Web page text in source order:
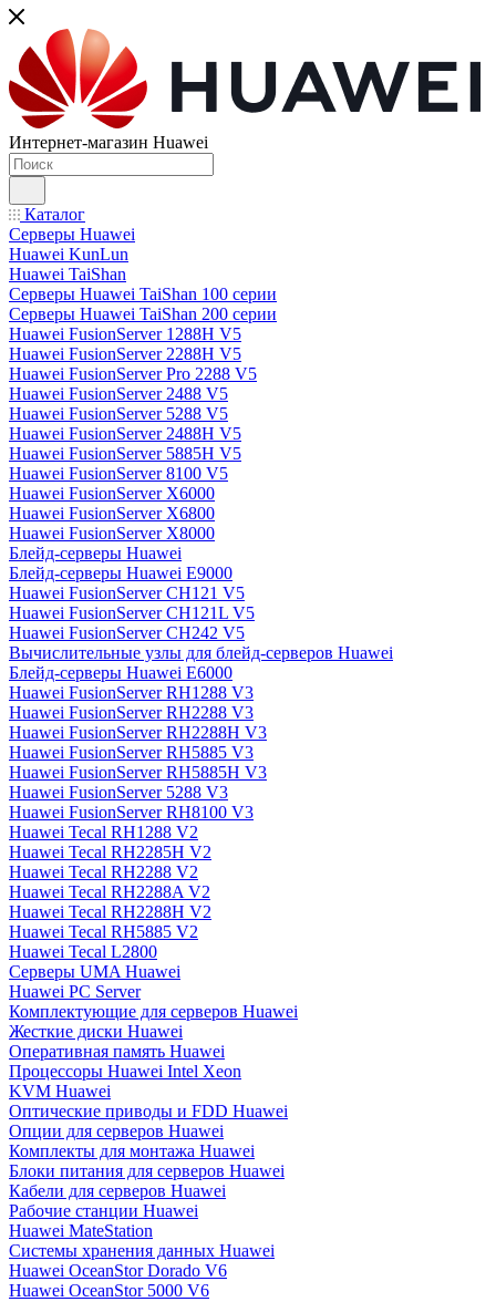
Интернет-магазин Huawei
Каталог
Серверы Huawei
Huawei KunLun
Huawei TaiShan
Серверы Huawei TaiShan 100 серии
Серверы Huawei TaiShan 200 серии
Huawei FusionServer 1288H V5
Huawei FusionServer 2288H V5
Huawei FusionServer Pro 2288 V5
Huawei FusionServer 2488 V5
Huawei FusionServer 5288 V5
Huawei FusionServer 2488H V5
Huawei FusionServer 5885H V5
Huawei FusionServer 8100 V5
Huawei FusionServer X6000
Huawei FusionServer X6800
Huawei FusionServer X8000
Блейд-серверы Huawei
Блейд-серверы Huawei E9000
Huawei FusionServer CH121 V5
Huawei FusionServer CH121L V5
Huawei FusionServer CH242 V5
Вычислительные узлы для блейд-серверов Huawei
Блейд-серверы Huawei E6000
Huawei FusionServer RH1288 V3
Huawei FusionServer RH2288 V3
Huawei FusionServer RH2288H V3
Huawei FusionServer RH5885 V3
Huawei FusionServer RH5885H V3
Huawei FusionServer 5288 V3
Huawei FusionServer RH8100 V3
Huawei Tecal RH1288 V2
Huawei Tecal RH2285H V2
Huawei Tecal RH2288 V2
Huawei Tecal RH2288A V2
Huawei Tecal RH2288H V2
Huawei Tecal RH5885 V2
Huawei Tecal L2800
Серверы UMA Huawei
Huawei PC Server
Комплектующие для серверов Huawei
Жесткие диски Huawei
Оперативная память Huawei
Процессоры Huawei Intel Xeon
KVM Huawei
Оптические приводы и FDD Huawei
Опции для серверов Huawei
Комплекты для монтажа Huawei
Блоки питания для серверов Huawei
Кабели для серверов Huawei
Рабочие станции Huawei
Huawei MateStation
Системы хранения данных Huawei
Huawei OceanStor Dorado V6
Huawei OceanStor 5000 V6